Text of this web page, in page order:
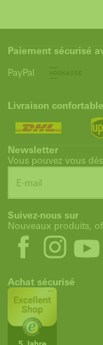
Paiement sécurisé
PayPal
Livraison
Newsletter
Vous pouvez vous
Suivez-nous sur
Nouveaux produits,
Achat sécurisé